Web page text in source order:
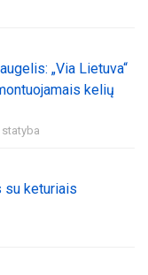
„Via Lietuva“
kelių
statyba
su keturiais